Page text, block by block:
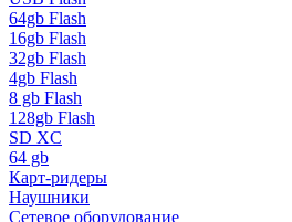
64gb Flash
16gb Flash
32gb Flash
4gb Flash
8 gb Flash
128gb Flash
SD XC
64 gb
Карт-ридеры
Наушники
Сетевое оборудование